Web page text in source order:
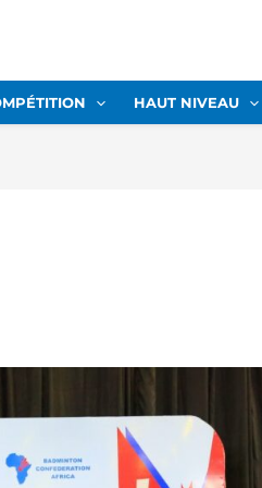
HAUT NIVEAU